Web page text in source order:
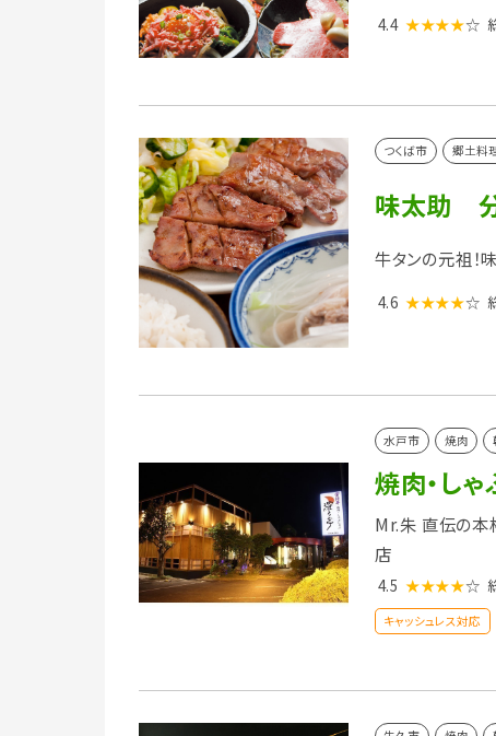
4.4 ★★★★☆
つくば市 郷土料
味太助
牛タンの元祖！
4.6 ★★★★☆
水戸市 焼肉
焼肉・し
Mr.朱 直伝の本
店
4.5 ★★★★☆
キャッシュレス対応